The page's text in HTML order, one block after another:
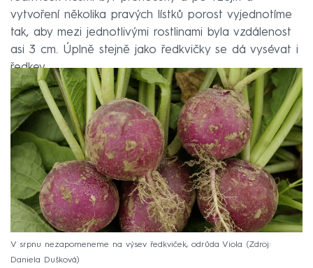
vytvoření několika pravých lístků porost vyjednotíme
tak, aby mezi jednotlivými rostlinami byla vzdálenost
asi 3 cm. Úplně stejně jako ředkvičky se dá vysévat i
ředkev.
V srpnu nezapomeneme na výsev ředkviček, odrůda Viola
Zdroj:
Daniela Dušková